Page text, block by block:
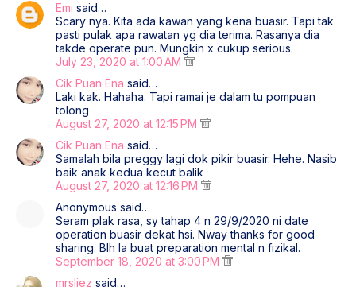
Emi said…
Scary nya. Kita ada kawan yang kena buasir. Tapi tak
pasti pulak apa rawatan yg dia terima. Rasanya dia
takde operate pun. Mungkin x cukup serious.
July 23, 2020 at 1:00 AM
Cik Puan Ena said…
Laki kak. Hahaha. Tapi ramai je dalam tu pompuan
tolong
August 27, 2020 at 12:15 PM
Cik Puan Ena said…
Samalah bila preggy lagi dok pikir buasir. Hehe. Nasib
baik anak kedua kecut balik
August 27, 2020 at 12:16 PM
Anonymous said…
Seram plak rasa, sy tahap 4 n 29/9/2020 ni date
operation buasir dekat hsi. Nway thanks for good
sharing. Blh la buat preparation mental n fizikal.
September 18, 2020 at 3:00 PM
mrsliez said…